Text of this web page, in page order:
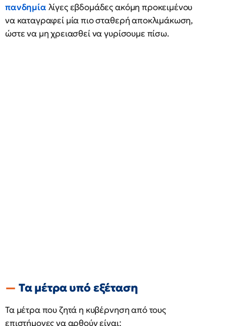
πανδημία λίγες εβδομάδες ακόμη προκειμένου
να καταγραφεί μία πιο σταθερή αποκλιμάκωση,
ώστε να μη χρειασθεί να γυρίσουμε πίσω.
Τα μέτρα υπό εξέταση
Τα μέτρα που ζητά η κυβέρνηση από τους
επιστήμονες να αρθούν είναι: